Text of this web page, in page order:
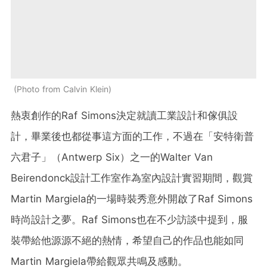
Photo from Calvin Klein
熱衷創作的Raf Simons決定就讀工業設計和傢俱設
計，畢業後也都從事這方面的工作，不過在「安特衛普
六君子」（Antwerp Six）之一的Walter Van
Beirendonck設計工作室作為室內設計實習期間，觀賞
Martin Margiela的一場時裝秀意外開啟了Raf Simons
時尚設計之夢。Raf Simons也在不少訪談中提到，服
裝帶給他源源不絕的熱情，希望自己的作品也能如同
Martin Margiela帶給觀眾共鳴及感動。